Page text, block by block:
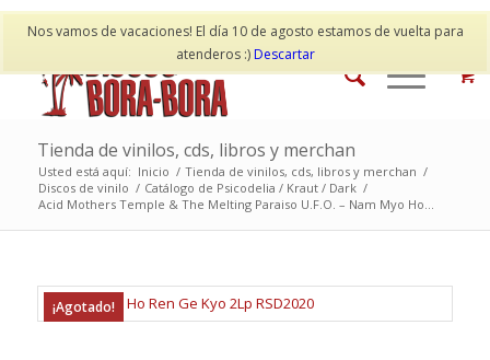
Nos vamos de vacaciones! El día 10 de agosto estamos de vuelta para
atenderos :)Descartar
Mi cuenta Contacto
Tienda de vinilos, cds, libros y merchan
Usted está aquí: Inicio / Tienda de vinilos, cds, libros y merchan /
Discos de vinilo / Catálogo de Psicodelia / Kraut / Dark /
Acid Mothers Temple & The Melting Paraiso U.F.O. – Nam Myo Ho...
¡Agotado!